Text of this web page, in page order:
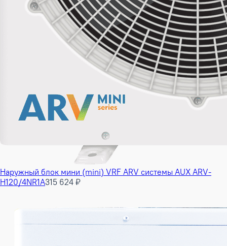
Наружный блок мини (mini) VRF ARV системы AUX ARV-
H120/4NR1A315 624 ₽